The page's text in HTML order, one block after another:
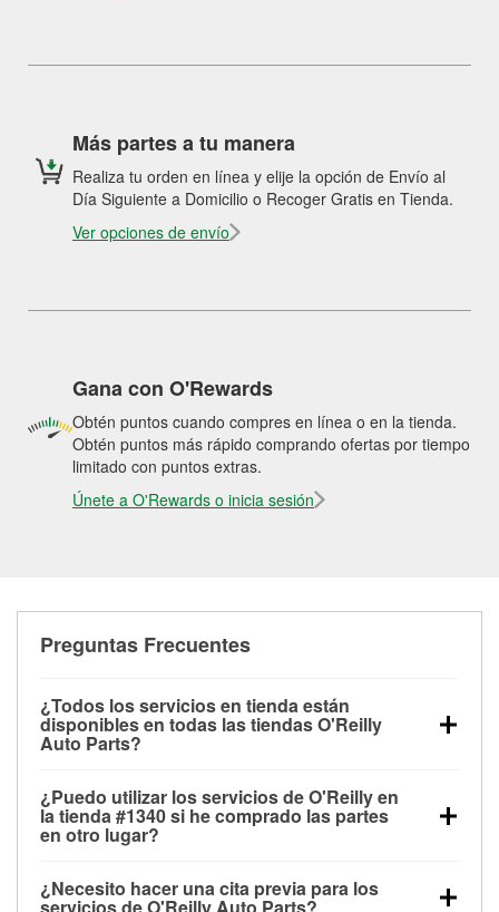
Más partes a tu manera
Realiza tu orden en línea y elije la opción de Envío al
Día Siguiente a Domicilio o Recoger Gratis en Tienda.
Ver opciones de envío
Gana con O'Rewards
Obtén puntos cuando compres en línea o en la tienda.
Obtén puntos más rápido comprando ofertas por tiempo
limitado con puntos extras.
Únete a O'Rewards o inicia sesión
Preguntas Frecuentes
¿Todos los servicios en tienda están
disponibles en todas las tiendas O'Reilly
Auto Parts?
las pruebas de batería, pruebas de alternador y
motor de arranque, revisión de la luz “Check Engine”
con O'Reilly VeriScan® e instalación de
limpiaparabrisas o bombillas, están disponibles en
todas las tiendas O'Reilly Auto Parts. La tienda
¿Puedo utilizar los servicios de O'Reilly en
la tienda #1340 si he comprado las partes
en otro lugar?
de O'Reilly Auto Parts que estén disponibles en la
¿Necesito hacer una cita previa para los